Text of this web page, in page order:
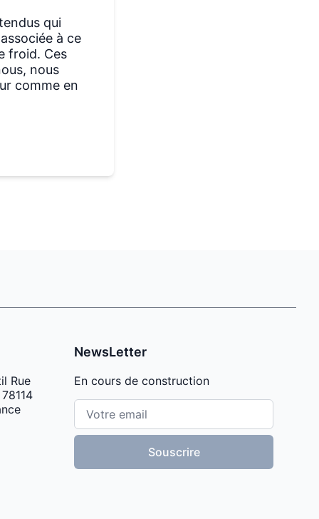
qui
à ce
froid. Ces
nous
comme en
Rue
NewsLetter
En cours de construction
Email address
Souscrire